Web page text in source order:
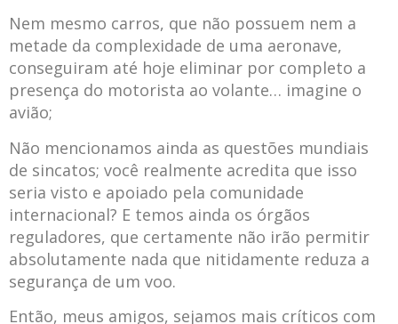
Nem mesmo carros, que não possuem nem a
metade da complexidade de uma aeronave,
conseguiram até hoje eliminar por completo a
presença do motorista ao volante… imagine o
avião;
Não mencionamos ainda as questões mundiais
de sincatos; você realmente acredita que isso
seria visto e apoiado pela comunidade
internacional? E temos ainda os órgãos
reguladores, que certamente não irão permitir
absolutamente nada que nitidamente reduza a
segurança de um voo.
Então, meus amigos, sejamos mais críticos com